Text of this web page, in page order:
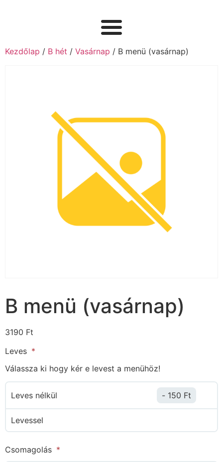
Kezdőlap / B hét / Vasárnap / B menü (vasárnap)ㅤ
B menü (vasárnap)ㅤ
3190 Ft
Leves
Válassza ki hogy kér e levest a menühöz!
Leves nélkül 150 Ft
Levessel
Csomagolás